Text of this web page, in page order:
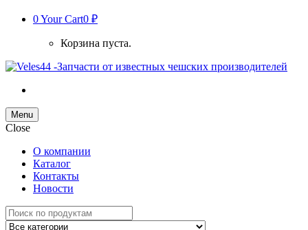
0Your Cart0 ₽
Корзина пуста.
Menu
Close
О компании
Каталог
Контакты
Новости
Search
for: